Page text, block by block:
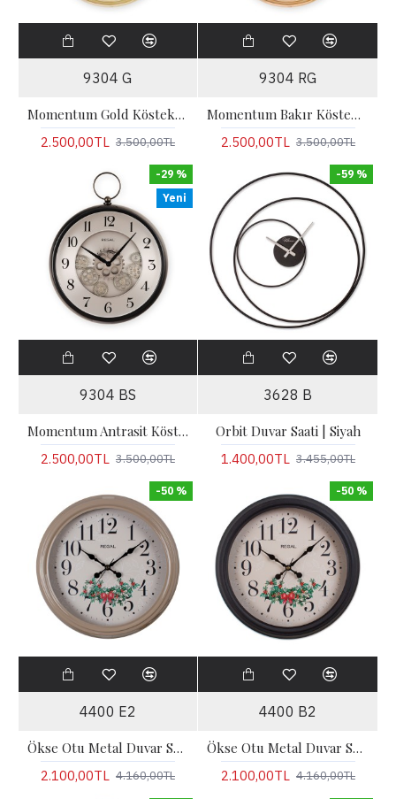
9304 G
Momentum Gold Köstekli Hareketli Çarklı Duvar Saati
2.500,00TL 3.500,00TL
9304 RG
Momentum Bakır Köstekli Hareketli Çarklı Duvar Saati
2.500,00TL 3.500,00TL
Yeni
-29 %
9304 BS
Momentum Antrasit Köstekli Hareketli Çarklı Duvar Saati
2.500,00TL 3.500,00TL
-59 %
3628 B
Orbit Duvar Saati | Siyah
1.400,00TL 3.455,00TL
-50 %
4400 E2
Ökse Otu Metal Duvar Saati | Vizon
2.100,00TL 4.160,00TL
-50 %
4400 B2
Ökse Otu Metal Duvar Saati | Siyah
2.100,00TL 4.160,00TL